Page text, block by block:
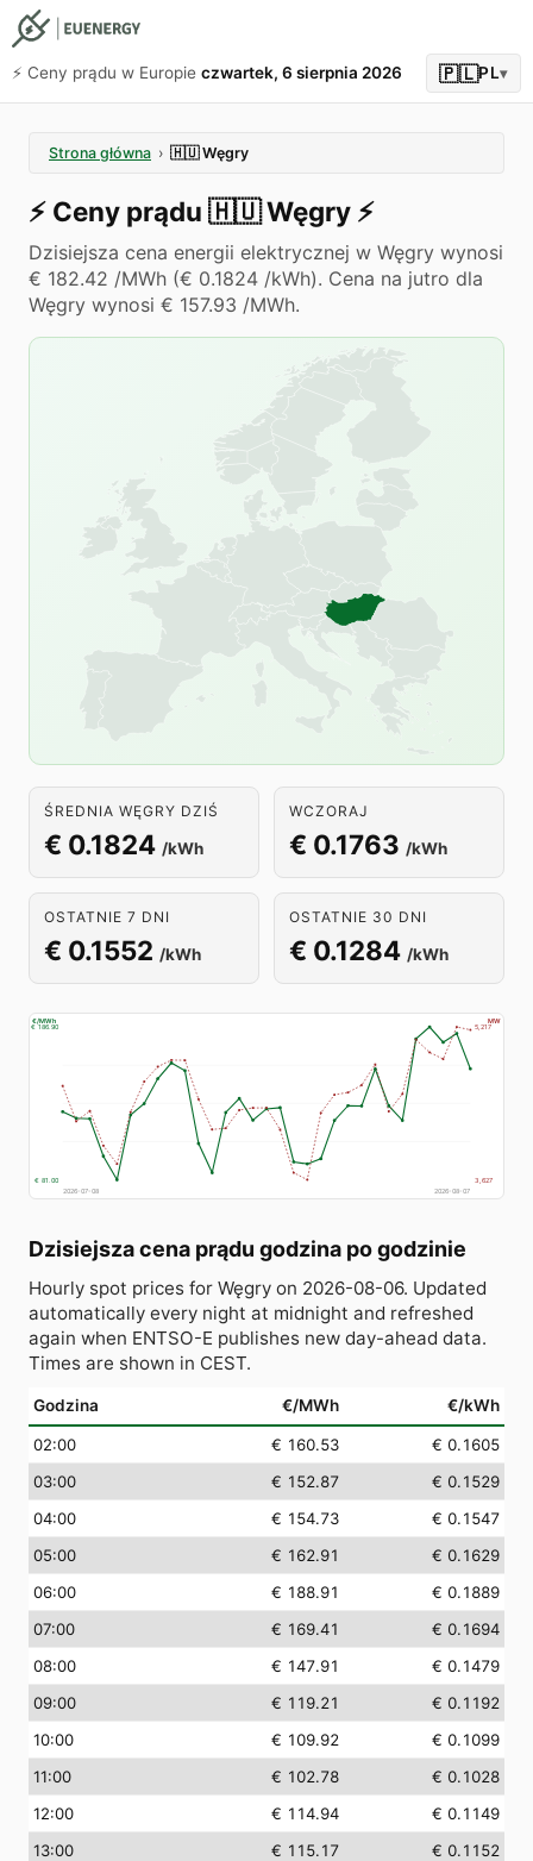
⚡️ Ceny prądu w Europie czwartek, 6 sierpnia 2026 🇵🇱PL▾
Strona główna › 🇭🇺 Węgry
⚡️ Ceny prądu 🇭🇺Węgry ⚡️
Dzisiejsza cena energii elektrycznej w Węgry wynosi
€ 182.42 /MWh (€ 0.1824 /kWh). Cena na jutro dla
Węgry wynosi € 157.93 /MWh.
ŚREDNIA WĘGRY DZIŚ
€ 0.1824 /kWh
WCZORAJ
€ 0.1763 /kWh
OSTATNIE 7 DNI
€ 0.1552 /kWh
OSTATNIE 30 DNI
€ 0.1284 /kWh
€ 186.90
€ 81.00
€/MWh
5,217
3,627
MW
2026-07-08 2026-08-07
Dzisiejsza cena prądu godzina po godzinie
Hourly spot prices for Węgry on 2026-08-06. Updated
automatically every night at midnight and refreshed
again when ENTSO-E publishes new day-ahead data.
Times are shown in CEST.
Godzina €/MWh €/kWh
02:00 € 160.53
€ 0.1605
03:00
€ 152.87
€ 0.1529
04:00
€ 154.73
€ 0.1547
05:00
€ 162.91
€ 0.1629
06:00
€ 188.91
€ 0.1889
07:00
€ 169.41
€ 0.1694
08:00
€ 147.91
€ 0.1479
09:00
€ 119.21
€ 0.1192
10:00
€ 109.92
€ 0.1099
11:00
€ 102.78
€ 0.1028
12:00
€ 114.94
€ 0.1149
13:00
€ 115.17
€ 0.1152